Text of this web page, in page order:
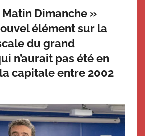
Matin Dimanche »
élément sur la
du grand
n’aurait pas été en
capitale entre 2002